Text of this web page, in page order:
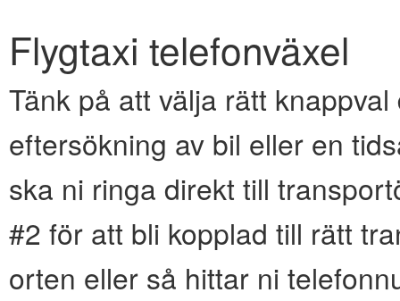
Flygtaxi telefonväxel
Tänk på att välja rätt
eftersökning av bil eller en
ska ni ringa direkt till
#2 för att bli kopplad till rätt
orten eller så hittar ni